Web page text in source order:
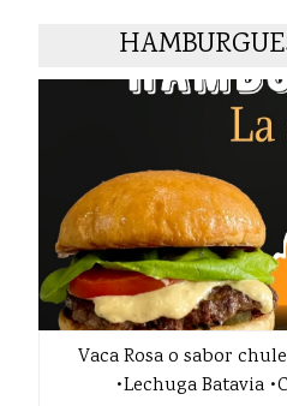
Vaca Rosa o sabor
•Lechuga Batavia